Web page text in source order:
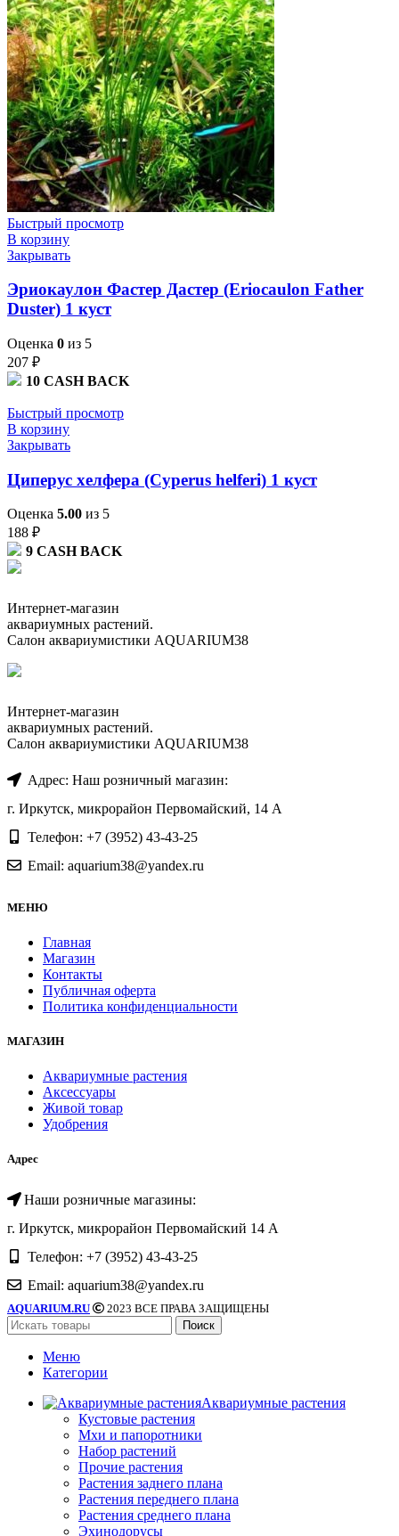
Быстрый просмотр
В корзину
Закрывать
Эриокаулон Фастер Дастер (Eriocaulon Father
Duster) 1 куст
Оценка 0 из 5
207 ₽
10 CASH BACK
Быстрый просмотр
В корзину
Закрывать
Циперус хелфера (Cyperus helferi) 1 куст
Оценка 5.00 из 5
188 ₽
9 CASH BACK
Интернет-магазин
аквариумных растений.
Салон аквариумистики AQUARIUM38
Интернет-магазин
аквариумных растений.
Салон аквариумистики AQUARIUM38
Адрес: Наш розничный магазин:
г. Иркутск, микрорайон Первомайский, 14 А
Телефон: +7 (3952) 43-43-25
Email: aquarium38@yandex.ru
МЕНЮ
Главная
Магазин
Контакты
Публичная оферта
Политика конфиденциальности
МАГАЗИН
Аквариумные растения
Аксессуары
Живой товар
Удобрения
Адрес
Наши розничные магазины:
г. Иркутск, микрорайон Первомайский 14 А
Телефон: +7 (3952) 43-43-25
Email: aquarium38@yandex.ru
AQUARIUM.RU
2023 ВСЕ ПРАВА ЗАЩИЩЕНЫ
Поиск
Меню
Категории
Аквариумные растения
Кустовые растения
Мхи и папоротники
Набор растений
Прочие растения
Растения заднего плана
Растения переднего плана
Растения среднего плана
Эхинодорусы